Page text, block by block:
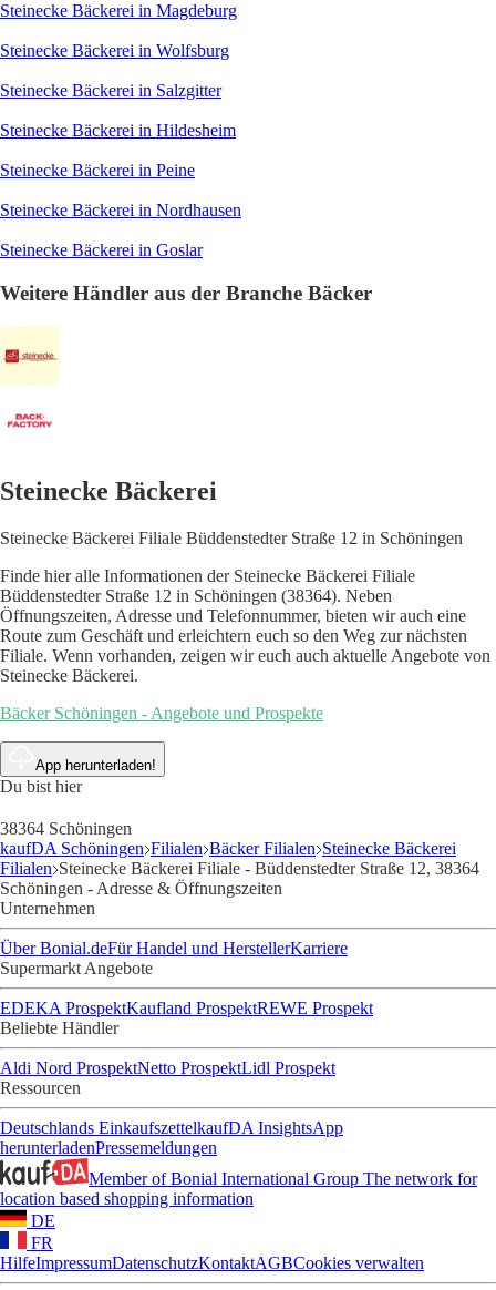
Steinecke Bäckerei in Magdeburg
Steinecke Bäckerei in Wolfsburg
Steinecke Bäckerei in Salzgitter
Steinecke Bäckerei in Hildesheim
Steinecke Bäckerei in Peine
Steinecke Bäckerei in Nordhausen
Steinecke Bäckerei in Goslar
Weitere Händler aus der Branche Bäcker
Steinecke Bäckerei
Steinecke Bäckerei Filiale Büddenstedter Straße 12 in Schöningen
Finde hier alle Informationen der Steinecke Bäckerei Filiale
Büddenstedter Straße 12 in Schöningen (38364). Neben
Öffnungszeiten, Adresse und Telefonnummer, bieten wir auch eine
Route zum Geschäft und erleichtern euch so den Weg zur nächsten
Filiale. Wenn vorhanden, zeigen wir euch auch aktuelle Angebote von
Steinecke Bäckerei.
Bäcker Schöningen - Angebote und Prospekte
App herunterladen!
Du bist hier
38364 Schöningen
kaufDA Schöningen Filialen Bäcker Filialen Steinecke Bäckerei
Filialen Steinecke Bäckerei Filiale - Büddenstedter Straße 12, 38364
Schöningen - Adresse & Öffnungszeiten
Unternehmen
Über Bonial.deFür Handel und HerstellerKarriere
Supermarkt Angebote
EDEKA ProspektKaufland ProspektREWE Prospekt
Beliebte Händler
Aldi Nord ProspektNetto ProspektLidl Prospekt
Ressourcen
Deutschlands EinkaufszettelkaufDA InsightsApp
herunterladenPressemeldungen
Member of Bonial International Group The network for
location based shopping information
DE
FR
HilfeImpressumDatenschutzKontaktAGBCookies verwalten